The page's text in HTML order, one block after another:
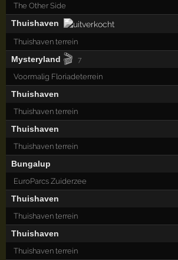
The Other Side
Thuishaven
Thuishaven terrein
Mysteryland 🎬 7
Voormalig Floriadeterrein
Thuishaven
Thuishaven terrein
Thuishaven
Thuishaven terrein
Bungalup
EuroParcs Zuiderzee
Thuishaven
Thuishaven terrein
Thuishaven
Thuishaven terrein